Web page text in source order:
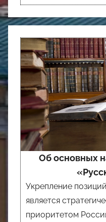
Об основных
Укрепление
является
приоритетом